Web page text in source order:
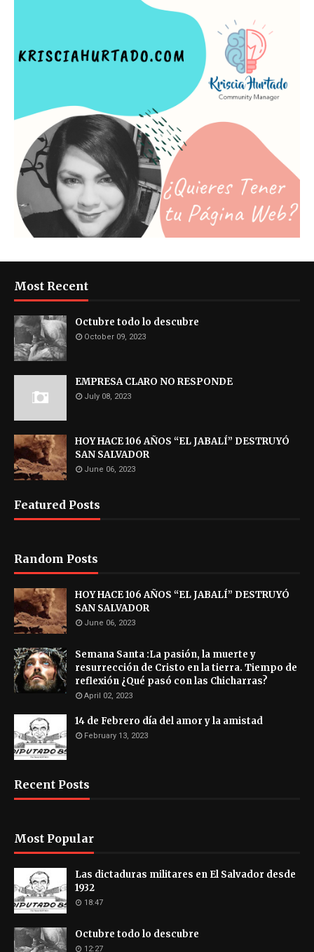
Most Recent
Octubre todo lo descubre
October 09, 2023
EMPRESA CLARO NO RESPONDE
July 08, 2023
HOY HACE 106 AÑOS “EL JABALÍ” DESTRUYÓ
SAN SALVADOR
June 06, 2023
Featured Posts
Random Posts
HOY HACE 106 AÑOS “EL JABALÍ” DESTRUYÓ
SAN SALVADOR
June 06, 2023
Semana Santa :La pasión, la muerte y
resurrección de Cristo en la tierra. Tiempo de
reflexión ¿Qué pasó con las Chicharras?
April 02, 2023
14 de Febrero día del amor y la amistad
February 13, 2023
Recent Posts
Most Popular
Las dictaduras militares en El Salvador desde
1932
18:47
Octubre todo lo descubre
12:27